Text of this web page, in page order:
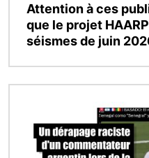
Attention à ces
que le projet
séismes de juin